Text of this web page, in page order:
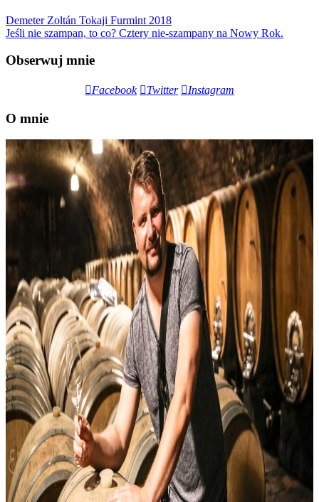
Demeter Zoltán Tokaji Furmint 2018
Jeśli nie szampan, to co? Cztery nie-szampany na Nowy Rok.
Obserwuj mnie
Facebook Twitter Instagram
O mnie